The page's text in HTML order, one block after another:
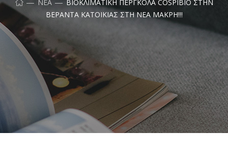
ΝΈΑ
ΒΙΟΚΛΙΜΑΤΙΚΉ ΠΈΡΓΚΟΛΑ COSPIBIO ΣΤΗΝ
ΒΕΡΆΝΤΑ ΚΑΤΟΙΚΊΑΣ ΣΤΗ ΝΈΑ ΜΆΚΡΗ!!!